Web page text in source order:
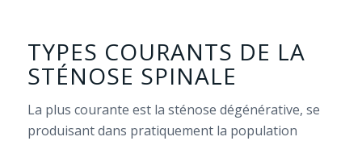
TYPES COURANTS DE LA
STÉNOSE SPINALE
La plus courante est la sténose dégénérative, se
produisant dans pratiquement la population